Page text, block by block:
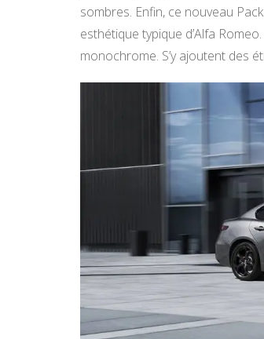
sombres. Enfin, ce nouveau
esthétique typique d’Alfa
monochrome. S’y ajoutent des